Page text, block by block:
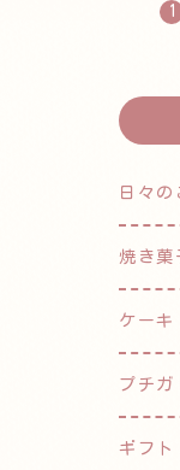
1
日々の
焼き菓
ケーキ
プチガ
ギフト